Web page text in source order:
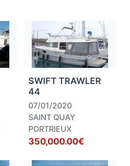
SWIFT TRAWLER
44
07/01/2020
SAINT QUAY
PORTRIEUX
350,000.00€